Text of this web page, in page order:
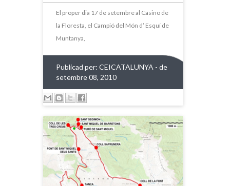
ACTE DEL CEI
El proper dia 17 de setembre al Casino de
la Floresta, el Campió del Món d’ Esquí de
Muntanya,
Publicad per: CEICATALUNYA - de
setembre 08, 2010